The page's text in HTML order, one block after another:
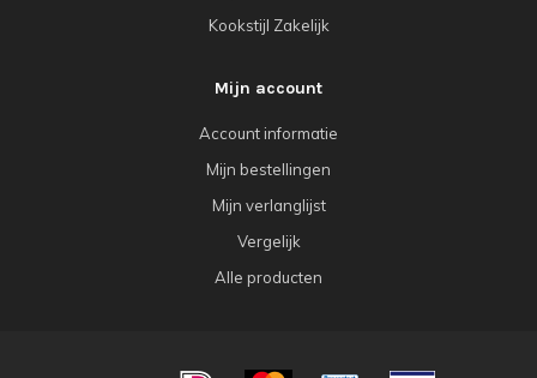
Kookstijl Zakelijk
Mijn account
Account informatie
Mijn bestellingen
Mijn verlanglijst
Vergelijk
Alle producten